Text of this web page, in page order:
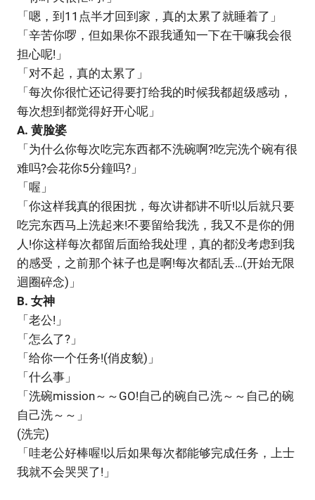
「嗯，到11点半才回到家，真的太累了就睡着了」
「辛苦你啰，但如果你不跟我通知一下在干嘛我会很
担心呢!」
「对不起，真的太累了」
「每次你很忙还记得要打给我的时候我都超级感动，
每次想到都觉得好开心呢」
A. 黄脸婆
「为什么你每次吃完东西都不洗碗啊?吃完洗个碗有很
难吗?会花你5分鐘吗?」
「喔」
「你这样我真的很困扰，每次讲都讲不听!以后就只要
吃完东西马上洗起来!不要留给我洗，我又不是你的佣
人!你这样每次都留后面给我处理，真的都没考虑到我
的感受，之前那个袜子也是啊!每次都乱丢…(开始无限
迴圈碎念)」
B. 女神
「老公!」
「怎么了?」
「给你一个任务!(俏皮貌)」
「什么事」
「洗碗mission～～GO!自己的碗自己洗～～自己的碗
自己洗～～」
(洗完)
「哇老公好棒喔!以后如果每次都能够完成任务，上士
我就不会哭哭了!」